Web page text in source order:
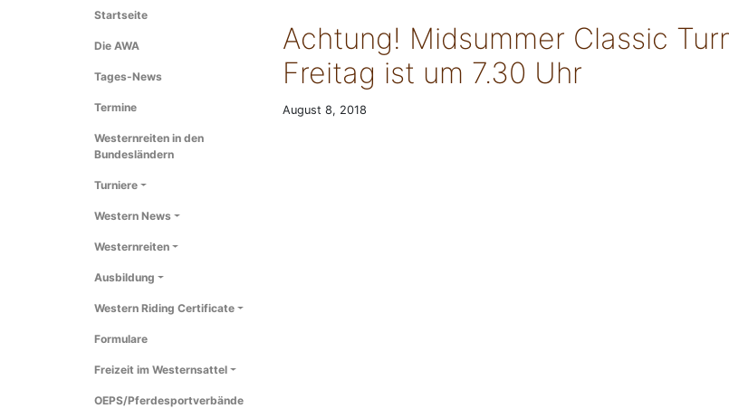
Startseite
Die AWA
Tages-News
Termine
Westernreiten in den
Bundesländern
Turniere
Western News
Westernreiten
Ausbildung
Western Riding Certificate
Formulare
Freizeit im Westernsattel
OEPS/Pferdesportverbände
Achtung! Midsummer Classic
Freitag ist um 7.30 Uhr
August 8, 2018